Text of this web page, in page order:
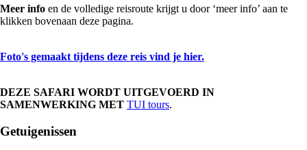
Meer info en de volledige reisroute krijgt u door ‘meer info’ aan te
klikken bovenaan deze pagina.
Foto's gemaakt tijdens deze reis vind je hier.
DEZE SAFARI WORDT UITGEVOERD IN
SAMENWERKING MET TUI tours.
Getuigenissen